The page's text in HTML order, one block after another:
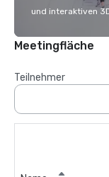
und interaktiven
Meetingfläche
Teilnehmer